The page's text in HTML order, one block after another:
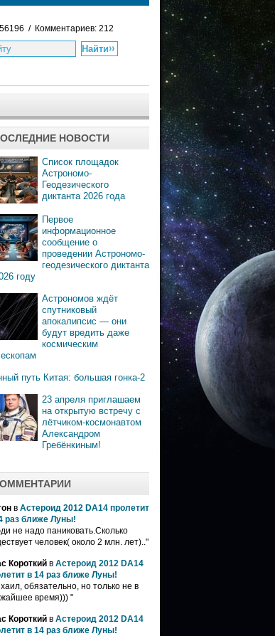
/ Комментариев: 212
НОВОСТИ
Список площадок
Астрономо-
Геодезического
диктанта 2026 года
Первое
информационное
сообщение о
проведении Астрономо-
геодезического диктанта
году
Астрономов ждёт
спутниковый
апокалипсис — они
будут вредить даже
космическим
путь Китая: большая гонка-2
23 апреля приглашаем
на открытую встречу с
лётчиком-космонавтом
Александром
Гребёнкиным!
в Астероид 2012 DA14 пролетит
раз ближе Луны!
не надо паниковать.Сколько
человек( около 2 млн. лет).."
Короткий в Астероид 2012 DA14
в 14 раз ближе Луны!
обязательно, но только не в
время))) "
Короткий в Астероид 2012 DA14
в 14 раз ближе Луны!